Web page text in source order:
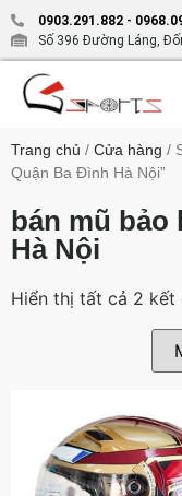
0903.291.882 -
Số 396 Đường Láng,
Trang chủ / Cửa hàng /
Quận Ba Đình Hà Nội”
bán mũ bảo
Hà Nội
Hiển thị tất cả 2 kết